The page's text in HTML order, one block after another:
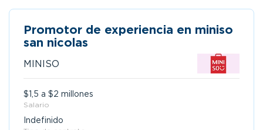
Promotor de experiencia en miniso
san nicolas
MINISO
$1,5 a $2 millones
Salario
Indefinido